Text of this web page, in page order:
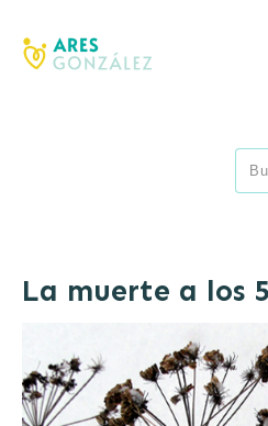
La muerte a los